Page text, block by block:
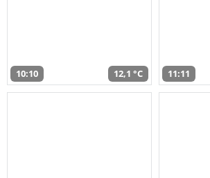
10:10 12,1 °C 11:11